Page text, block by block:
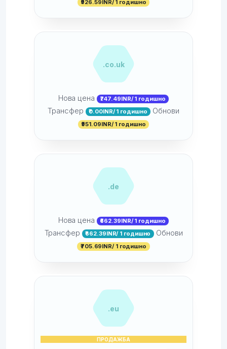
₹926.59INR/ 1 годишно
.co.uk
Нова цена ₹747.49INR/ 1 годишно
Трансфер ₹0.00INR/ 1 годишно Обнови
₹951.09INR/ 1 годишно
.de
Нова цена ₹662.39INR/ 1 годишно
Трансфер ₹662.39INR/ 1 годишно Обнови
₹705.69INR/ 1 годишно
.eu
ПРОДАЖБА